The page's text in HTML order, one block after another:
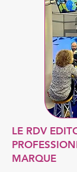
LE RDV
MARQUE